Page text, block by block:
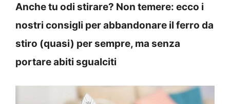
Anche tu odi stirare? Non temere: ecco i
nostri consigli per abbandonare il ferro da
stiro (quasi) per sempre, ma senza
portare abiti sgualciti